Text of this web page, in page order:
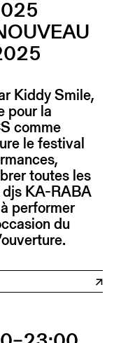
Kiddy Smile,
pour la
comme
le festival
toutes les
KA-RABA
performer
du